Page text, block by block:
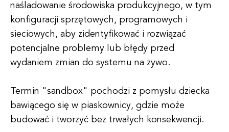
naśladowanie środowiska produkcyjnego, w tym
konfiguracji sprzętowych, programowych i
sieciowych, aby zidentyfikować i rozwiązać
potencjalne problemy lub błędy przed
wydaniem zmian do systemu na żywo.
Termin "sandbox" pochodzi z pomysłu dziecka
bawiącego się w piaskownicy, gdzie może
budować i tworzyć bez trwałych konsekwencji.